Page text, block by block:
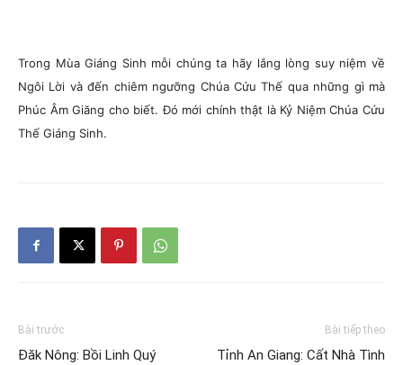
Trong Mùa Giáng Sinh mỗi chúng ta hãy lắng lòng suy niệm về
Ngôi Lời và đến chiêm ngưỡng Chúa Cứu Thế qua những gì mà
Phúc Âm Giăng cho biết. Đó mới chính thật là Kỷ Niệm Chúa Cứu
Thế Giáng Sinh.
Bài trước
Đăk Nông: Bồi Linh Quý
Bài tiếp theo
Tỉnh An Giang: Cất Nhà Tình